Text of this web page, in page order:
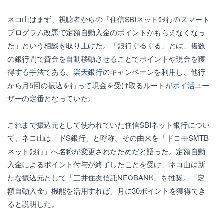
ネコ山はまず、視聴者からの「住信SBIネット銀行のスマート
プログラム改悪で定額自動入金のポイントがもらえなくなっ
た」という相談を取り上げた。「銀行ぐるぐる」とは、複数
の銀行間で資金を自動移動させることでポイントや現金を獲
得する手法である。 楽天銀行のキャンペーンを利用し、他行
から月5回の振込を行って現金を受け取るルートがポイ活ユー
ザーの定番となっていた。
これまで振込元として使われていた住信SBIネット銀行につい
て、ネコ山は「ドS銀行」と呼称。その由来を「ドコモSMTB
ネット銀行」へ名称が変更されたためだと語った。定額自動
入金によるポイント付与が終了したことを受け、ネコ山は新
たな振込元として「三井住友信託NEOBANK」を推奨。「定
額自動入金」機能を活用すれば、月に30ポイントを獲得でき
ると説明した。